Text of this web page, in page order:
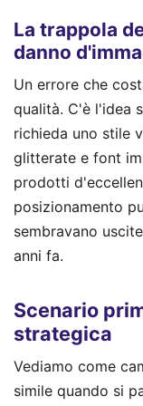
La trappola
danno
Un errore che
qualità. C'è l'idea
richieda uno stile
glitterate e font
prodotti
posizionamento
sembravano
anni fa.
Scenario
strategica
Vediamo come
simile quando si